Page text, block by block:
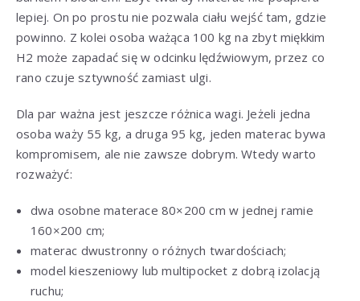
lepiej. On po prostu nie pozwala ciału wejść tam, gdzie
powinno. Z kolei osoba ważąca 100 kg na zbyt miękkim
H2 może zapadać się w odcinku lędźwiowym, przez co
rano czuje sztywność zamiast ulgi.
Dla par ważna jest jeszcze różnica wagi. Jeżeli jedna
osoba waży 55 kg, a druga 95 kg, jeden materac bywa
kompromisem, ale nie zawsze dobrym. Wtedy warto
rozważyć:
dwa osobne materace 80×200 cm w jednej ramie
160×200 cm;
materac dwustronny o różnych twardościach;
model kieszeniowy lub multipocket z dobrą izolacją
ruchu;